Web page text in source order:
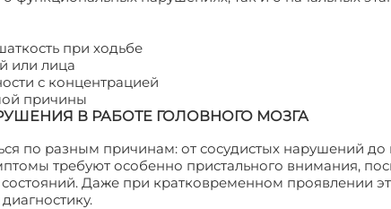
при ходьбе
или лица
с концентрацией
причины
В РАБОТЕ ГОЛОВНОГО МОЗГА
по разным причинам: от сосудистых нарушений до
требуют особенно пристального внимания,
Даже при кратковременном проявлении